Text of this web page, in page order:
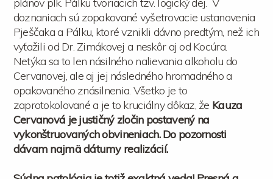
doznaniach sú zopakované vyšetrovacie ustanovenia
Pješčaka a Pálku, ktoré vznikli dávno predtým, než ich
vyťažili od Dr. Zimákovej a neskôr aj od Kocúra.
Netýka sa to len násilného nalievania alkoholu do
Cervanovej, ale aj jej následného hromadného a
opakovaného znásilnenia. Všetko je to
zaprotokolované a je to kruciálny dôkaz, že Kauza
Cervanová je justičný zločin postavený na
vykonštruovaných obvineniach. Do pozornosti
dávam najmä dátumy realizácií.